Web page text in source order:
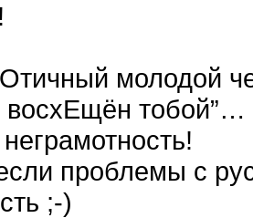
молодой
тобой”…
проблемы с
;-)